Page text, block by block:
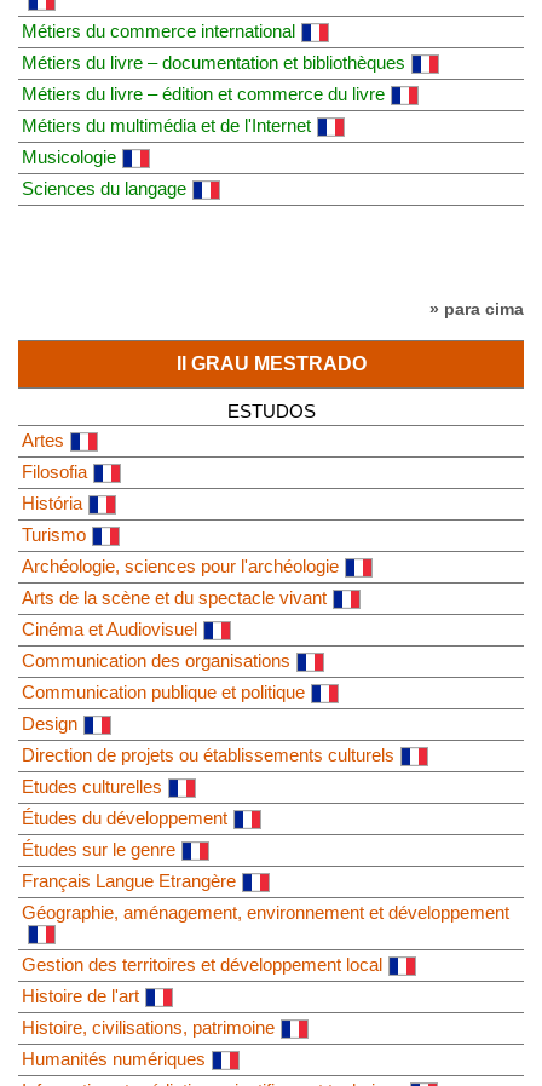
Métiers du commerce international
Métiers du livre – documentation et bibliothèques
Métiers du livre – édition et commerce du livre
Métiers du multimédia et de l'Internet
Musicologie
Sciences du langage
» para cima
II GRAU MESTRADO
ESTUDOS
Artes
Filosofia
História
Turismo
Archéologie, sciences pour l'archéologie
Arts de la scène et du spectacle vivant
Cinéma et Audiovisuel
Communication des organisations
Communication publique et politique
Design
Direction de projets ou établissements culturels
Etudes culturelles
Études du développement
Études sur le genre
Français Langue Etrangère
Géographie, aménagement, environnement et développement
Gestion des territoires et développement local
Histoire de l'art
Histoire, civilisations, patrimoine
Humanités numériques